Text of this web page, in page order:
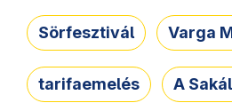
Sörfesztivál Varga
tarifaemelés A